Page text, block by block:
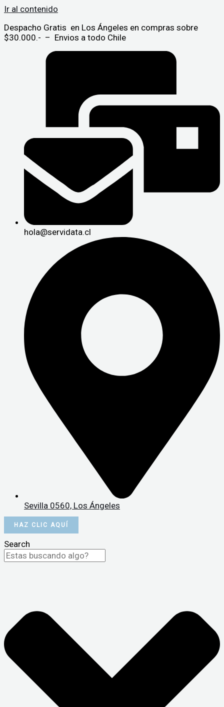
Ir al contenido
Despacho Gratis en Los Ángeles en compras sobre
$30.000.- – Envios a todo Chile
hola@servidata.cl
Sevilla 0560, Los Ángeles
HAZ CLIC AQUÍ
Search